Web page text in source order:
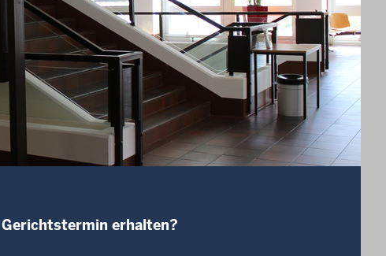
Gerichtstermin erhalten?